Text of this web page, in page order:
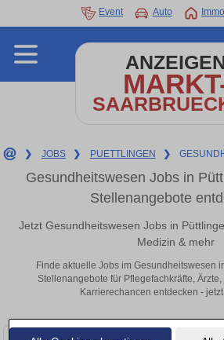
Event Auto Immo
❯ JOBS ❯ PUETTLINGEN ❯
Gesundheitswesen Jobs in
Stellenangebote
Jetzt Gesundheitswesen Jobs in
Medizin & mehr
Finde aktuelle Jobs im Gesundheitswesen
Stellenangebote für Pflegefachkräfte,
Karrierechancen entdecken -